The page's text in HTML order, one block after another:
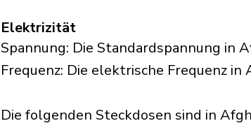
Elektrizität
Spannung: Die Standardspannung in
Frequenz: Die elektrische Frequenz
Die folgenden Steckdosen sind in